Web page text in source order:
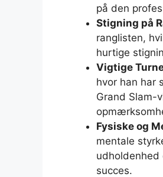
på den
Stigning på
ranglisten,
hurtige
Vigtige
hvor han har
Grand Slam-
Fysiske og
mentale
succes.